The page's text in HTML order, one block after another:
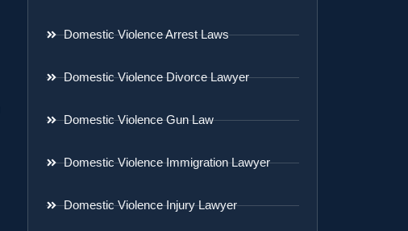
Domestic Violence Arrest Laws
Domestic Violence Divorce Lawyer
Domestic Violence Gun Law
Domestic Violence Immigration Lawyer
Domestic Violence Injury Lawyer